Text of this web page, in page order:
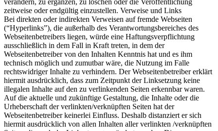
zeitweise oder endgültig einzustellen. Verweise und Links
Bei direkten oder indirekten Verweisen auf fremde Webseiten
(“Hyperlinks”), die außerhalb des Verantwortungsbereiches des
Webseitenbetreibers liegen, würde eine Haftungsverpflichtung
ausschließlich in dem Fall in Kraft treten, in dem der
Webseitenbetreiber von den Inhalten Kenntnis hat und es ihm
technisch möglich und zumutbar wäre, die Nutzung im Falle
rechtswidriger Inhalte zu verhindern. Der Webseitenbetreiber erklärt
hiermit ausdrücklich, dass zum Zeitpunkt der Linksetzung keine
illegalen Inhalte auf den zu verlinkenden Seiten erkennbar waren.
Auf die aktuelle und zukünftige Gestaltung, die Inhalte oder die
Urheberschaft der verlinkten/verknüpften Seiten hat der
Webseitenbetreiber keinerlei Einfluss. Deshalb distanziert er sich
hiermit ausdrücklich von allen Inhalten aller verlinkten /verknüpften